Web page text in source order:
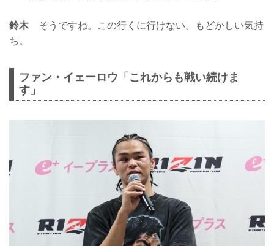
鈴木 そうですね。この行くに行けない。もどかしい気持
ち。
ファン・イェーロウ「これからも戦い続けま
す」